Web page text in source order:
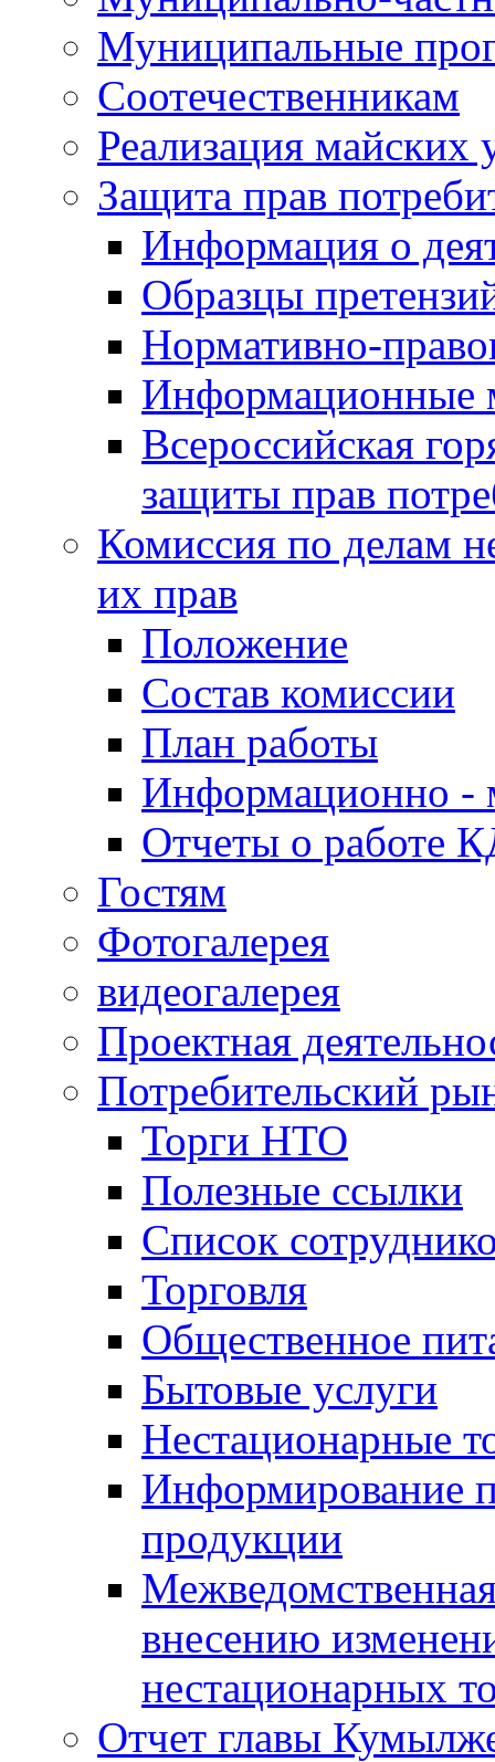
Муниципальные
Соотечественникам
Реализация майских
Защита прав
Информация о
Образцы
Нормативно-
Информационные
Всероссийская
защиты прав
Комиссия по делам
их прав
Положение
Состав комиссии
План работы
Информационно -
Отчеты о работе
Гостям
Фотогалерея
видеогалерея
Проектная
Потребительский
Торги НТО
Полезные ссылки
Список
Торговля
Общественное
Бытовые услуги
Нестационарные
Информирование
продукции
внесению
нестационарных
Отчет главы